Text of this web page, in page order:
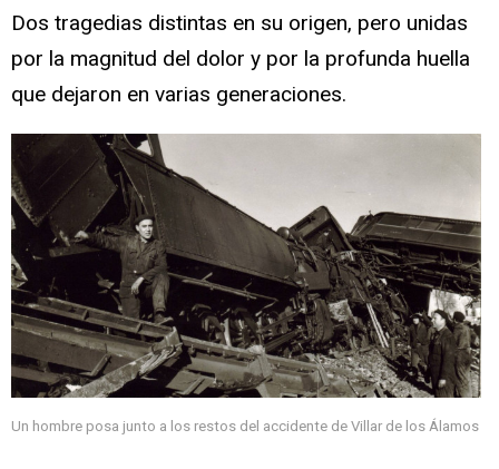
Dos tragedias distintas en su origen, pero unidas
por la magnitud del dolor y por la profunda huella
que dejaron en varias generaciones.
Un hombre posa junto a los restos del accidente de Villar de los Álamos